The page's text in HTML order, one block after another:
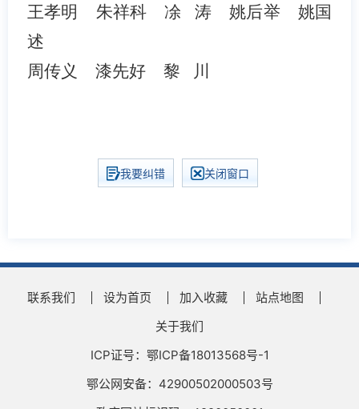
王孝明
朱祥科 凃 涛 姚后举
姚国
述
周传义
漆先好 黎 川
我要纠错 关闭窗口
联系我们 设为首页 加入收藏
站点地图
关于我们
ICP证号：鄂ICP备18013568号-1
鄂公网安备：42900502000503号